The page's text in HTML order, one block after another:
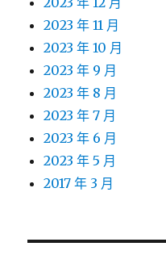
2023 年 11 月
2023 年 10 月
2023 年 9 月
2023 年 8 月
2023 年 7 月
2023 年 6 月
2023 年 5 月
2017 年 3 月